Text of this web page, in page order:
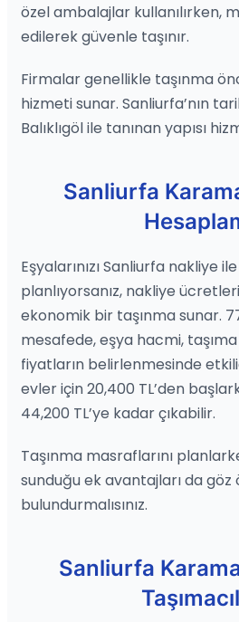
özel ambalajlar kullanılırken,
edilerek güvenle taşınır.
Firmalar genellikle taşınma
hizmeti sunar. Sanliurfa’nın
Balıklıgöl ile tanınan yapısı
Sanliurfa
Eşyalarınızı Sanliurfa nakliye
planlıyorsanız, nakliye
ekonomik bir taşınma sunar.
mesafede, eşya hacmi,
fiyatların belirlenmesinde
evler için 20,400 TL’den
44,200 TL’ye kadar çıkabilir.
Taşınma masraflarını
sunduğu ek avantajları da göz
bulundurmalısınız.
Sanliurfa